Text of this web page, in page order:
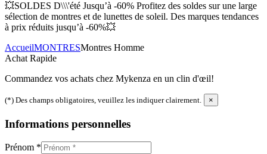
💥SOLDES D\\\'été Jusqu’à -60% Profitez des soldes sur une large
sélection de montres et de lunettes de soleil. Des marques tendances
à prix réduits jusqu’à -60%💥
AccueilMONTRESMontres Homme
Achat Rapide
Commandez vos achats chez Mykenza en un clin d'œil!
(*) Des champs obligatoires, veuillez les indiquer clairement. ×
Informations personnelles
Prénom *